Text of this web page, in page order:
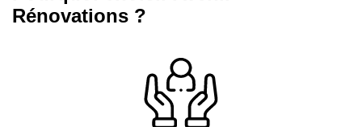
Rénovations ?